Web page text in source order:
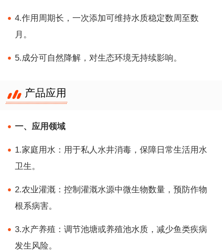
4.作用周期长，一次添加可维持水质稳定数周至数
月。
5.成分可自然降解，对生态环境无持续影响。
产品应用
一、应用领域
1.家庭用水：用于私人水井消毒，保障日常生活用水
卫生。
2.农业灌溉：控制灌溉水源中微生物数量，预防作物
根系病害。
3.水产养殖：调节池塘或养殖池水质，减少鱼类疾病
发生风险。